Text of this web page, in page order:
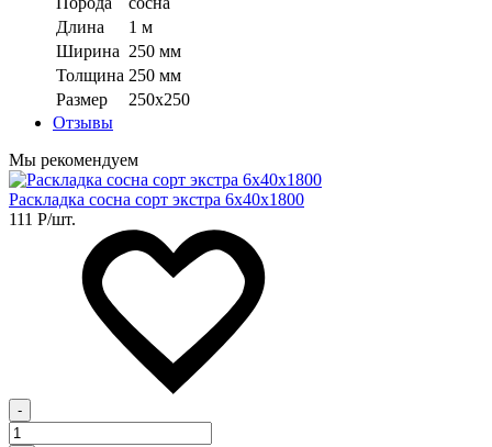
Длина
1 м
Ширина 250 мм
Толщина 250 мм
Размер
250х250
Отзывы
Мы рекомендуем
Раскладка сосна сорт экстра 6х40х1800
111 Р/шт.
-